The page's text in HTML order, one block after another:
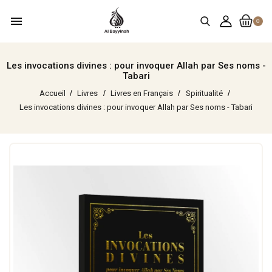
0
menu
Les invocations divines : pour invoquer Allah par Ses noms -
Tabari
Accueil Livres Livres en Français
Spiritualité
Les invocations divines : pour invoquer Allah par Ses noms - Tabari